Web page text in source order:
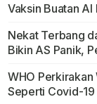
Vaksin Buatan Al
Nekat Terbang
Bikin AS Panik,
WHO Perkirakan
Seperti Covid-19